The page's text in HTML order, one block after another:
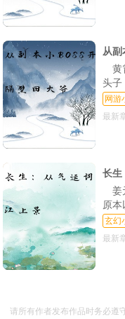
天，
从
黄
头子
早在
的时
网游
最新
长生
姜
原
覆没
产虎
玄幻
最新
请所有作者发布作品时务必遵